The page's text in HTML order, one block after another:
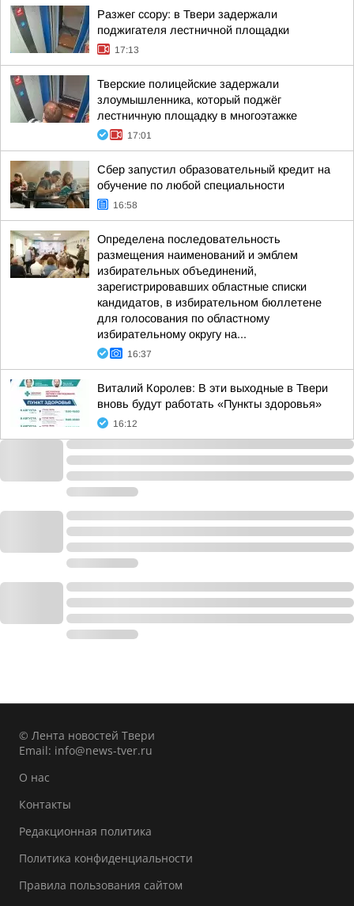
Разжег ссору: в Твери задержали
поджигателя лестничной площадки
17:13
Тверские полицейские задержали
злоумышленника, который поджёг
лестничную площадку в многоэтажке
17:01
Сбер запустил образовательный кредит на
обучение по любой специальности
16:58
Определена последовательность
размещения наименований и эмблем
избирательных объединений,
зарегистрировавших областные списки
кандидатов, в избирательном бюллетене
для голосования по областному
избирательному округу на...
16:37
Виталий Королев: В эти выходные в Твери
вновь будут работать «Пункты здоровья»
16:12
© Лента новостей Твери
Email: info@news-tver.ru
О нас
Контакты
Редакционная политика
Политика конфиденциальности
Правила пользования сайтом